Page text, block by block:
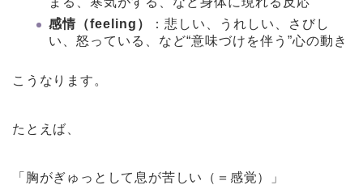
感情（feeling）
：悲しい、うれしい、さびし
い、怒っている、など“意味づけを伴う”心の動き
こうなります。
たとえば、
「胸がぎゅっとして息が苦しい（＝感覚）」